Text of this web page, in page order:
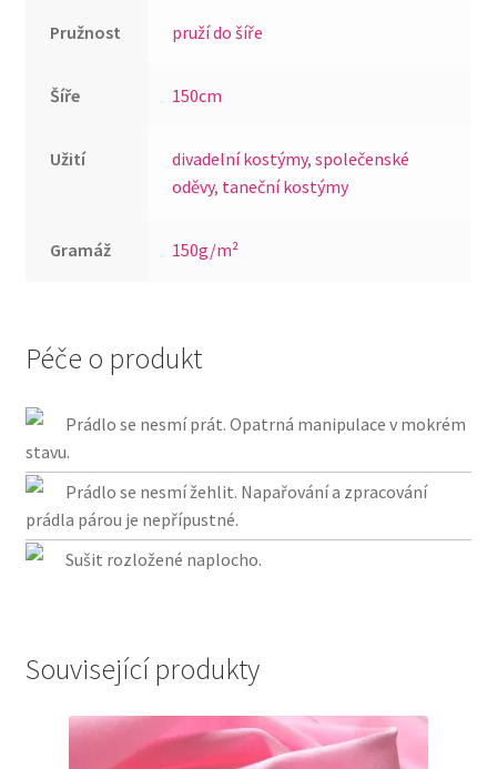
Pružnost pruží do šíře
Šíře 150cm
Užití divadelní kostýmy,společenské
oděvy, taneční kostýmy
Gramáž 150g/m²
Péče o produkt
Prádlo se nesmí prát. Opatrná manipulace v mokrém
stavu.
Prádlo se nesmí žehlit. Napařování a zpracování
prádla párou je nepřípustné.
Sušit rozložené naplocho.
Související produkty